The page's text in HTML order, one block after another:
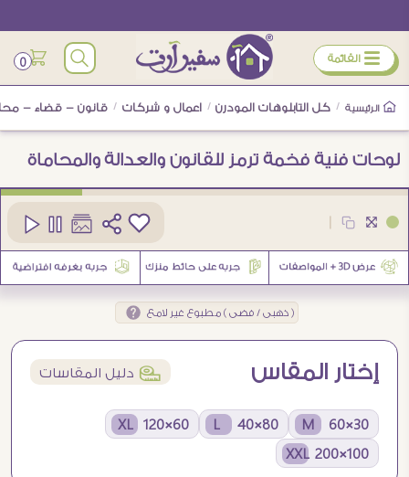
ÿ القائمة 0
الرئيسية / كل التابلوهات المودرن / اعمال و شركات / قانون - قضاء -
لوحات فنية فخمة ترمز للقانون والعدالة والمحاماة
( ذهبى / فضى ) مطبوع غير لامع
إختار المقاس í دليل المقاسات
30×60 M
80×40 L
60×120 XL
100×200 XXL